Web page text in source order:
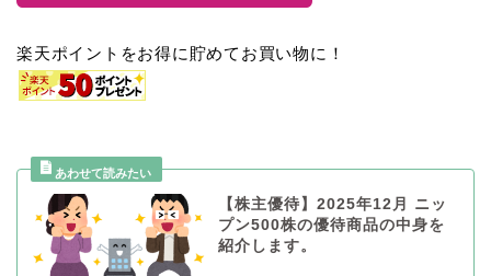
楽天ポイントをお得に貯めてお買い物に！
【株主優待】2025年12月 ニッ
プン500株の優待商品の中身を
紹介します。